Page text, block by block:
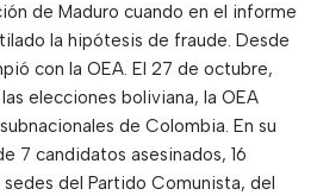
de Maduro cuando en el informe
la hipótesis de fraude. Desde
con la OEA. El 27 de octubre,
elecciones boliviana, la OEA
de Colombia. En su
7 candidatos asesinados, 16
del Partido Comunista, del